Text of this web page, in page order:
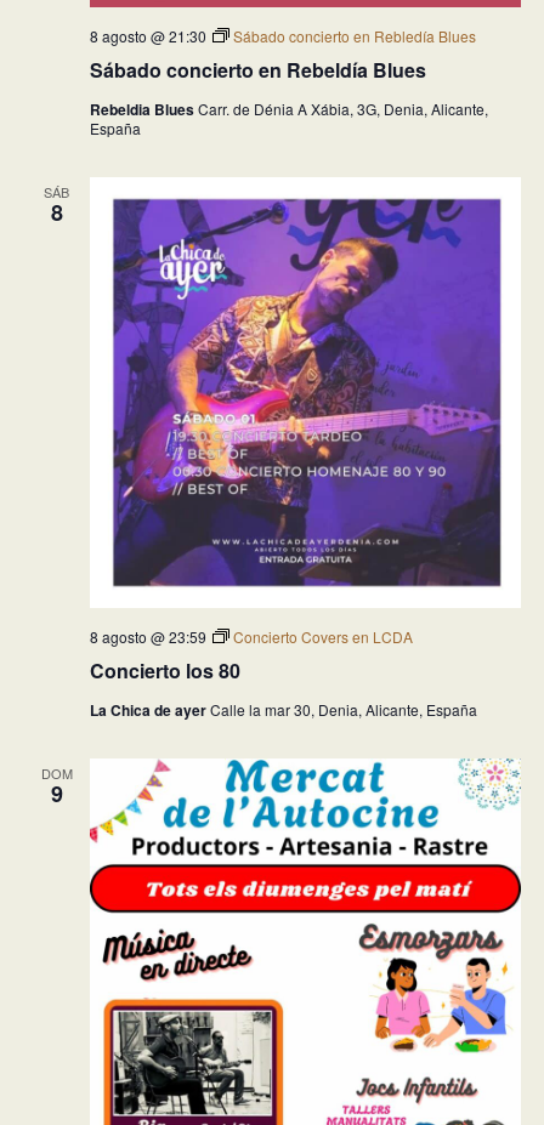
Sábado concierto en Rebeldía Blues
8 agosto @ 21:30 Sábado concierto en Rebledía Blues
Rebeldia BluesCarr. de Dénia A Xábia, 3G, Denia, Alicante,
España
SÁB
8
Concierto los 80
8 agosto @ 23:59 Concierto Covers en LCDA
La Chica de ayerCalle la mar 30, Denia, Alicante, España
DOM
9